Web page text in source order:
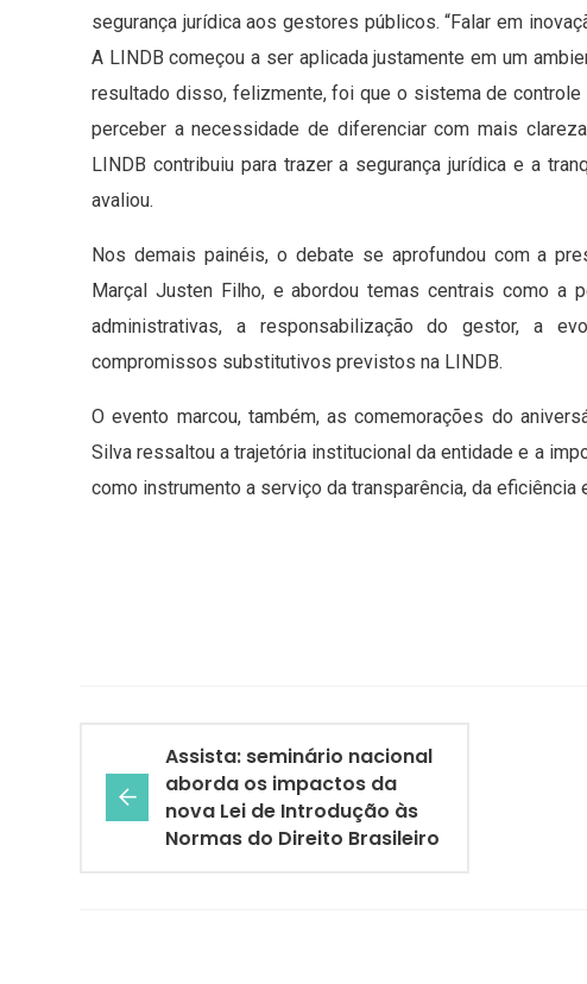
segurança jurídica aos gestores públicos. “Falar em
A LINDB começou a ser aplicada justamente em um
resultado disso, felizmente, foi que o sistema de
perceber a necessidade de diferenciar com mais
LINDB contribuiu para trazer a segurança jurídica e a
avaliou.
Nos demais painéis, o debate se aprofundou com a
Marçal Justen Filho, e abordou temas centrais como
administrativas, a responsabilização do gestor, a
compromissos substitutivos previstos na LINDB.
O evento marcou, também, as comemorações do
Silva ressaltou a trajetória institucional da entidade e a
como instrumento a serviço da transparência, da eficiência
Assista: seminário nacional
aborda os impactos da
nova Lei de Introdução às
Normas do Direito Brasileiro